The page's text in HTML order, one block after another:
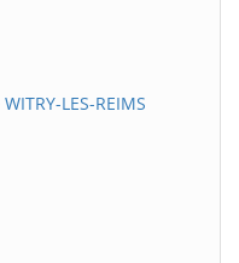
LES-REIMS